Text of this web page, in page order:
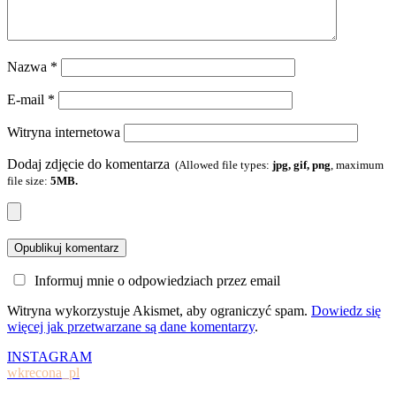
Nazwa *
E-mail *
Witryna internetowa
Dodaj zdjęcie do komentarza (Allowed file types: jpg, gif, png, maximum
file size: 5MB.
Informuj mnie o odpowiedziach przez email
Witryna wykorzystuje Akismet, aby ograniczyć spam. Dowiedz się
więcej jak przetwarzane są dane komentarzy.
INSTAGRAM
wkrecona_pl